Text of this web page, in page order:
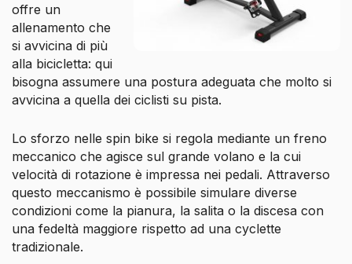
offre un
allenamento che
si avvicina di più
alla bicicletta: qui
bisogna assumere una postura adeguata che molto si
avvicina a quella dei ciclisti su pista.
Lo sforzo nelle spin bike si regola mediante un freno
meccanico che agisce sul grande volano e la cui
velocità di rotazione è impressa nei pedali. Attraverso
questo meccanismo è possibile simulare diverse
condizioni come la pianura, la salita o la discesa con
una fedeltà maggiore rispetto ad una cyclette
tradizionale.